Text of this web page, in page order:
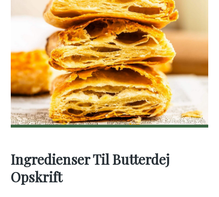
Ingredienser Til Butterdej
Opskrift